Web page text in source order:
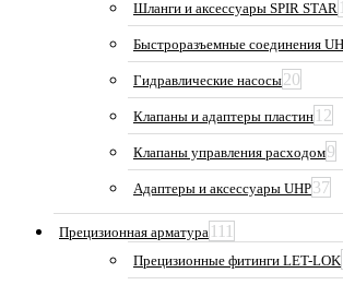
Шланги и аксессуары SPIR STAR
Быстроразъемные соединения
Гидравлические насосы20
Клапаны и адаптеры пластин 12
Клапаны управления расходом9
Адаптеры и аксессуары UHP37
Прецизионная арматура 111
Прецизионные фитинги LET-LOK